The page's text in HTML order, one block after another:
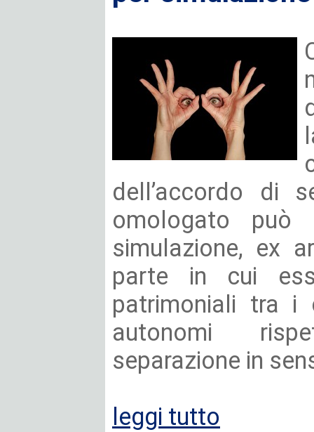
dell’accordo di
omologato può
simulazione, ex
parte in cui
patrimoniali tra i
autonomi
separazione in
leggi tutto